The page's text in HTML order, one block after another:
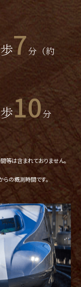
7分（約
10分
等は含まれておりません。
の概測時間です。